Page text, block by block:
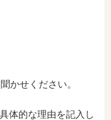
かせください。
体的な理由を記入し